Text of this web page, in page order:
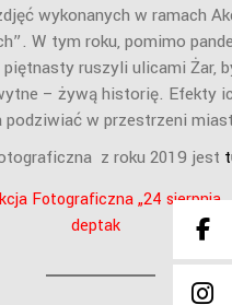
wykonanych w ramach
W tym roku, pomimo
ruszyli ulicami Żar,
– żywą historię. Efekty
podziwiać w przestrzeni
z roku 2019 jest
Fotograficzna „24 sierpnia
deptak